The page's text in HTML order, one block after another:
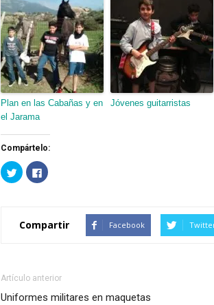
Plan en las Cabañas y en
el Jarama
Jóvenes guitarristas
Compártelo:
Haz
clic
para
(Se
abre
Haz
clic
abre
Compartir Facebook
Artículo anterior
Uniformes militares en maquetas